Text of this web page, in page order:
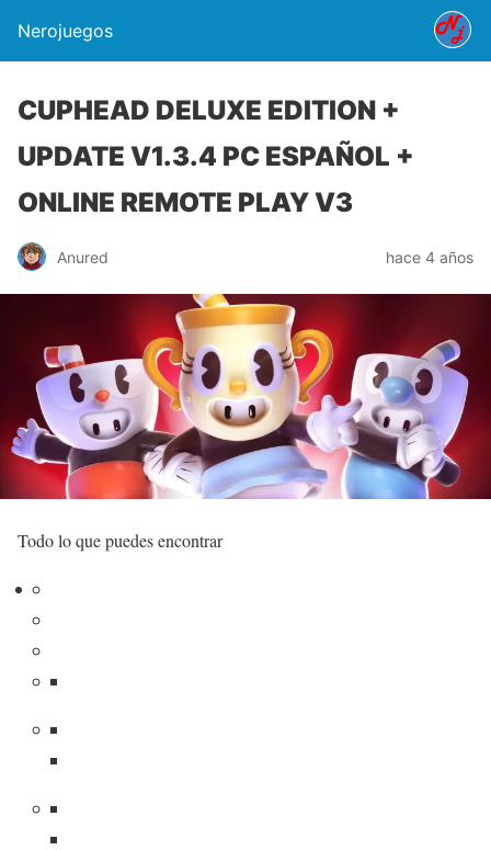
Nerojuegos
CUPHEAD DELUXE EDITION +
UPDATE V1.3.4 PC ESPAÑOL +
ONLINE REMOTE PLAY V3
Anured hace 4 años
Todo lo que puedes encontrar